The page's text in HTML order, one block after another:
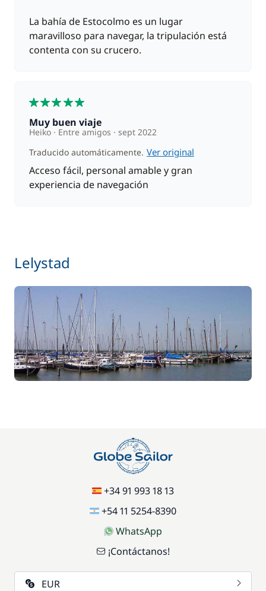
La bahía de Estocolmo es un lugar
maravilloso para navegar, la tripulación está
contenta con su crucero.
Muy buen viaje
Heiko Entre amigos
sept 2022
Traducido automáticamente. Ver original
Acceso fácil, personal amable y gran
experiencia de navegación
Lelystad
+34 91 993 18 13
+54 11 5254-8390
WhatsApp
¡Contáctanos!
EUR